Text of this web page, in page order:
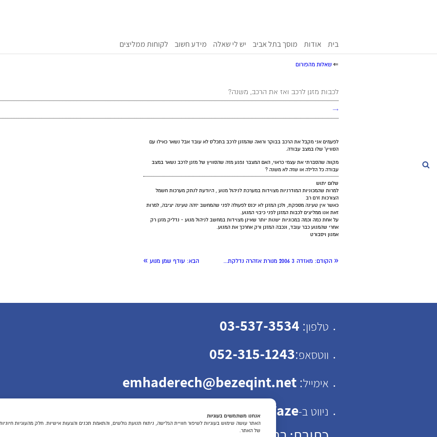
בית אודות מוסך בתל אביב יש לי שאלה מידע חשוב לקוחות ממליצים
⇐ שאלות מהפורום
לכבות מזגן לרכב ואז את הרכב, משנה?
→
לפעמים אני מקבל את הרכב בבוקר ורואה שהמזגן לרכב בתכל'ס לא עובד אבל נשאר כאילו עם
הסוויץ' שלו במצב עבודה.
מקווה שהסברתי את עצמי כראוי, האם המצבר נפגע מזה שהסוויץ של מזגן לרכב נשאר במצב
עבודה כל הלילה או שזה לא משנה ?
שלום יתוש
למרות שהמכוניות המודרניות מצוידות במערכת לניהול מנוע , היודעת לנתק מערכות חשמל
הצורכות זרם רב
כאשר אין טעינה מספקת, ולכן המזגן לא יכנס לפעולה לפני שהמחשב יזהה טעינה יציבה, למרות
זאת אנו ממליצים לכבות המזגן לפני כיבוי המנוע.
על אחת כמה וכמה במכוניות ישנות יותר שאינן מצוידות במחשב לניהול מנוע - נדליק מזגן רק
אחרי שהמנוע כבר עובד, ונכבה המזגן ורק אחרכך את המנוע.
אמנון ויסבורט
« הקודם: מאזדה 3 2006 מנורת אזהרה נדלקת... הבא: עודף שמן מנוע »
טלפון:
03-537-3534
ווטסאפ:
052-315-1243
אימייל:
emhaderech@bezeqint.net
ניווט ב-Waze
אנחנו משתמשים בעוגיות
האתר עושה שימוש בעוגיות לשיפור חוויית הגלישה, ניתוח תנועת גולשים, והתאמת תכנים והצעות אישיות. חלק מהעוגיות
של האתר.